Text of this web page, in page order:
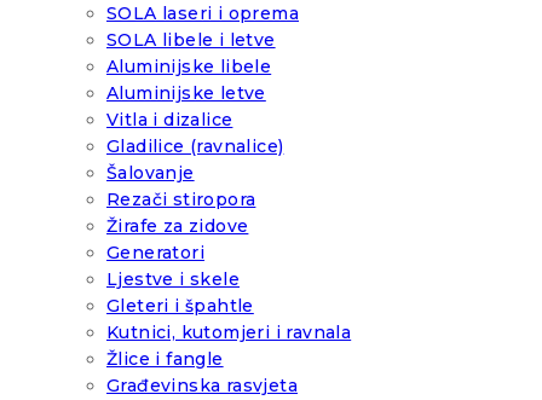
SOLA laseri i oprema
SOLA libele i letve
Aluminijske libele
Aluminijske letve
Vitla i dizalice
Gladilice (ravnalice)
Šalovanje
Rezači stiropora
Žirafe za zidove
Generatori
Ljestve i skele
Gleteri i špahtle
Kutnici, kutomjeri i ravnala
Žlice i fangle
Građevinska rasvjeta